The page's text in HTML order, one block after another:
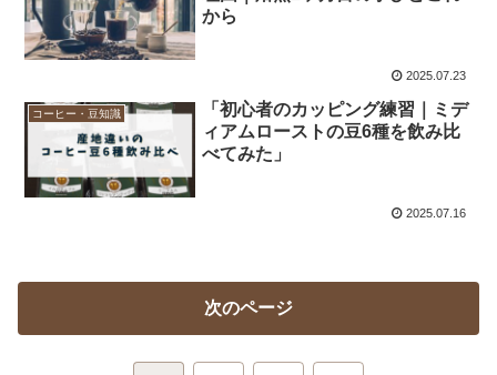
から
2025.07.23
コーヒー・豆知識
「初心者のカッピング練習｜ミデ
ィアムローストの豆6種を飲み比
べてみた」
2025.07.16
次のページ